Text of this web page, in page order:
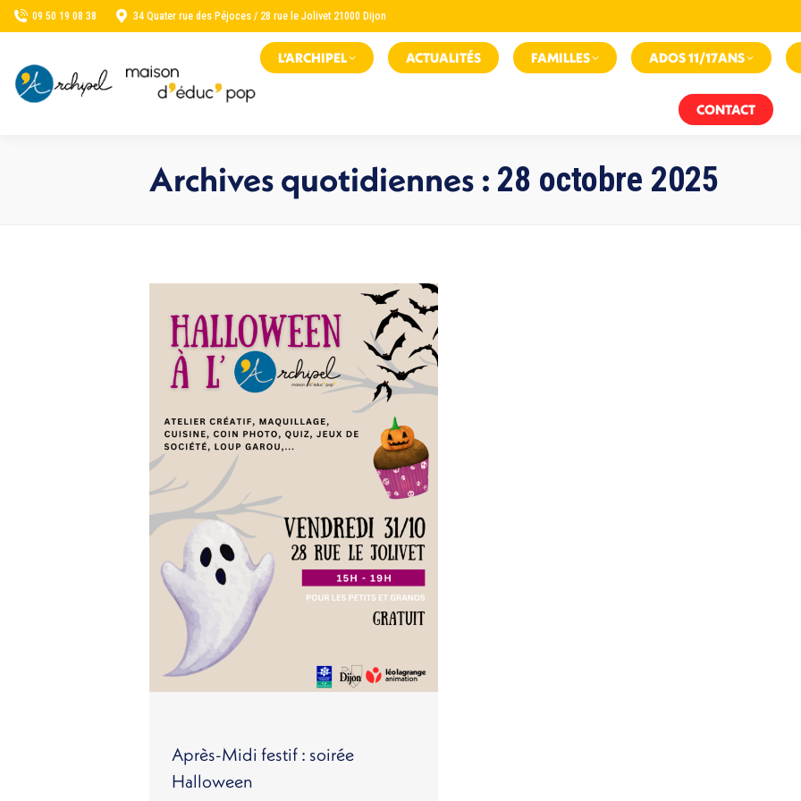
09 50 19 08 38 34 Quater rue des Péjoces / 28 rue le Jolivet 21000 Dijon
L’ARCHIPEL ACTUALITÉS FAMILLES ADOS 11/17ANS
CONTACT
Archives quotidiennes : 28 octobre 2025
Après-Midi festif : soirée
Halloween